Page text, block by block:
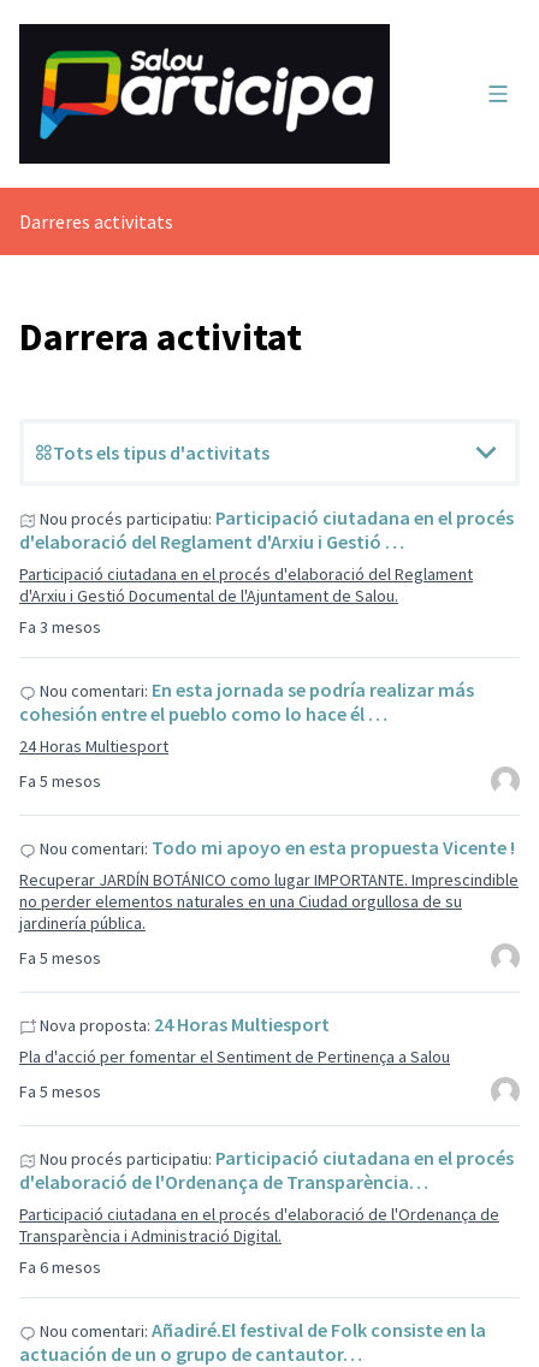
Darreres activitats
Darrera activitat
Tots els tipus d'activitats
Fa 3 mesos
Nou procés participatiu: Participació ciutadana en el procés
d'elaboració del Reglament d'Arxiu i Gestió …
Participació ciutadana en el procés d'elaboració del Reglament
d'Arxiu i Gestió Documental de l'Ajuntament de Salou.
Fa 5 mesos
Nou comentari: En esta jornada se podría realizar más
cohesión entre el pueblo como lo hace él …
24 Horas Multiesport
Fa 5 mesos
Nou comentari: Todo mi apoyo en esta propuesta Vicente !
Recuperar JARDÍN BOTÁNICO como lugar IMPORTANTE. Imprescindible
no perder elementos naturales en una Ciudad orgullosa de su
jardinería pública.
Fa 5 mesos
Nova proposta: 24 Horas Multiesport
Pla d'acció per fomentar el Sentiment de Pertinença a Salou
Fa 6 mesos
Nou procés participatiu: Participació ciutadana en el procés
d'elaboració de l'Ordenança de Transparència…
Participació ciutadana en el procés d'elaboració de l'Ordenança de
Transparència i Administració Digital.
Nou comentari: Añadiré.El festival de Folk consiste en la
actuación de un o grupo de cantautor…